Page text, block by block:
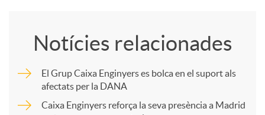
m
p
Notícies relacionades
El Grup Caixa Enginyers es bolca en el suport als
afectats per la DANA
Caixa Enginyers reforça la seva presència a Madrid